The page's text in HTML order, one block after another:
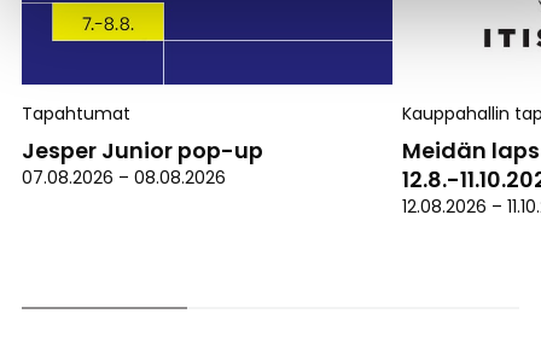
Tapahtumat
Jesper Junior pop-up
07.08.2026 – 08.08.2026
Kauppahallin
Meidän
12.8.-
12.08.2026 –